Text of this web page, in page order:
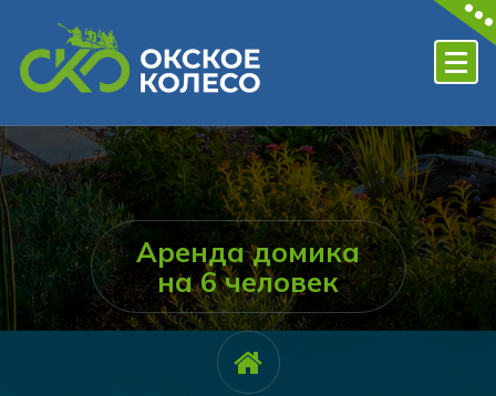
содержимому
Аренда домика
на 6 человек